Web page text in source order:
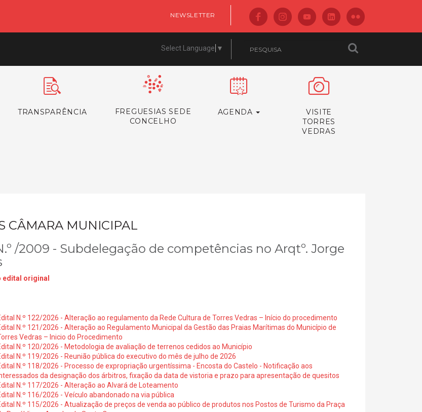
NEWSLETTER
Select Language ▼
TRANSPARÊNCIA
FREGUESIAS SEDE
CONCELHO
AGENDA
VISITE
TORRES
VEDRAS
CÂMARA MUNICIPAL
/2009 - Subdelegação de competências no Arqtº. Jorge
edital original
N.º 122/2026 - Alteração ao regulamento da Rede Cultura de Torres Vedras – Início do procedimento
N.º 121/2026 - Alteração ao Regulamento Municipal da Gestão das Praias Marítimas do Município de
Vedras – Inicio do Procedimento
N.º 120/2026 - Metodologia de avaliação de terrenos cedidos ao Município
N.º 119/2026 - Reunião pública do executivo do mês de julho de 2026
N.º 118/2026 - Processo de expropriação urgentíssima - Encosta do Castelo - Notificação aos
da designação dos árbitros, fixação da data de vistoria e prazo para apresentação de quesitos
N.º 117/2026 - Alteração ao Alvará de Loteamento
N.º 116/2026 - Veículo abandonado na via pública
N.º 115/2026 - Atualização de preços de venda ao público de produtos nos Postos de Turismo da Praça